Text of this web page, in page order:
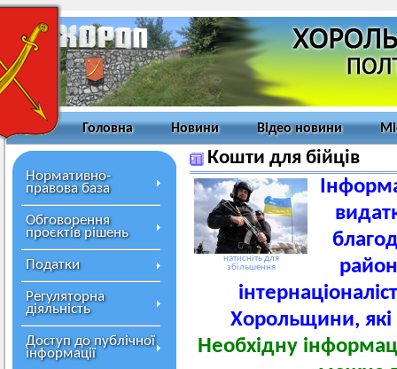
Головна Новини Відео новини
Нормативно-
правова база
Обговорення
проєктів рішень
Податки
Регуляторна
діяльність
Доступ до публічної
інформації
Кошти для бійців
натисніть для
збільшення
Хорольщини,
Необхідну